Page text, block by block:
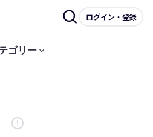
ログイン・登録
ゴリー keyboard_arrow_down
error